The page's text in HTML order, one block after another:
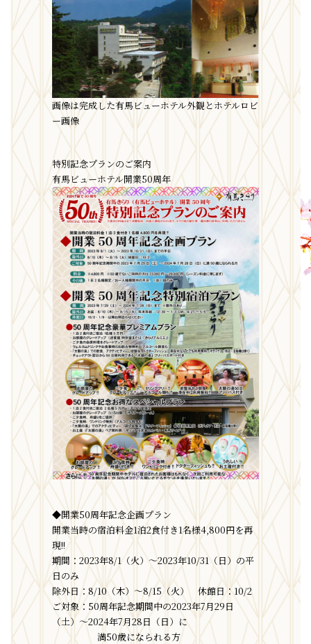
画像は完成した有馬ビューホテル外観とホテルロビ
ー画像
特別記念プランのご案内
有馬ビューホテル開業50周年
◆開業50周年記念企画プラン
開業当時の宿泊料金1泊2食付き1名様4,800円を再
現!!
期間：2023年8/1（火）～2023年10/31（日）の平
日のみ
除外日：8/10（木）～8/15（火） 休館日：10/2
ご対象：50周年記念期間中の2023年7月29日
（土）～2024年7月28日（日）に
満50歳になられる方